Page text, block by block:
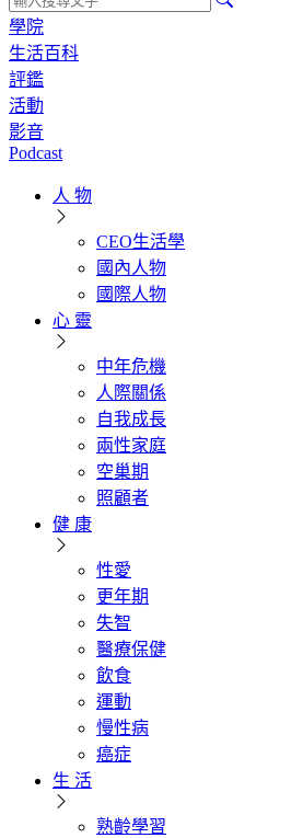
學院
生活百科
評鑑
活動
影音
Podcast
人 物
CEO生活學
國內人物
國際人物
心 靈
中年危機
人際關係
自我成長
兩性家庭
空巢期
照顧者
健 康
性愛
更年期
失智
醫療保健
飲食
運動
慢性病
癌症
生 活
熟齡學習